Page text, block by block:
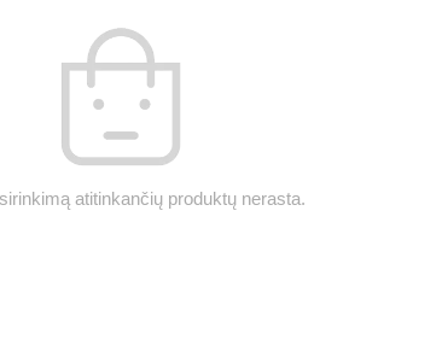
atitinkančių produktų nerasta.